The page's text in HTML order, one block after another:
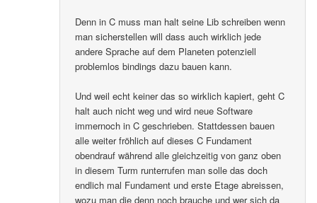
Denn in C muss man halt seine Lib schreiben wenn
man sicherstellen will dass auch wirklich jede
andere Sprache auf dem Planeten potenziell
problemlos bindings dazu bauen kann.
Und weil echt keiner das so wirklich kapiert, geht C
halt auch nicht weg und wird neue Software
immernoch in C geschrieben. Stattdessen bauen
alle weiter fröhlich auf dieses C Fundament
obendrauf während alle gleichzeitig von ganz oben
in diesem Turm runterrufen man solle das doch
endlich mal Fundament und erste Etage abreissen,
wozu man die denn noch brauche und wer sich da